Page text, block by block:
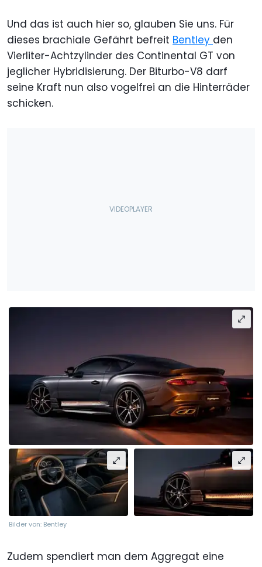
Und das ist auch hier so, glauben Sie uns. Für
dieses brachiale Gefährt befreit Bentley den
Vierliter-Achtzylinder des Continental GT von
jeglicher Hybridisierung. Der Biturbo-V8 darf
seine Kraft nun also vogelfrei an die Hinterräder
schicken.
Bilder von: Bentley
Zudem spendiert man dem Aggregat eine